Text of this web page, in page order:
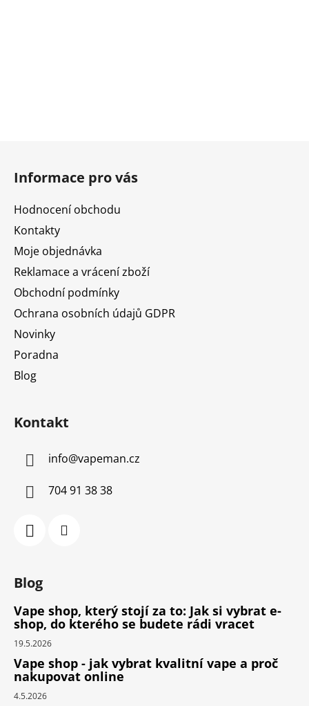
Informace pro vás
Hodnocení obchodu
Kontakty
Moje objednávka
Reklamace a vrácení zboží
Obchodní podmínky
Ochrana osobních údajů GDPR
Novinky
Poradna
Blog
Kontakt
info@vapeman.cz
704 91 38 38
Blog
Vape shop, který stojí za to: Jak si vybrat e-
shop, do kterého se budete rádi vracet
19.5.2026
Vape shop - jak vybrat kvalitní vape a proč
nakupovat online
4.5.2026